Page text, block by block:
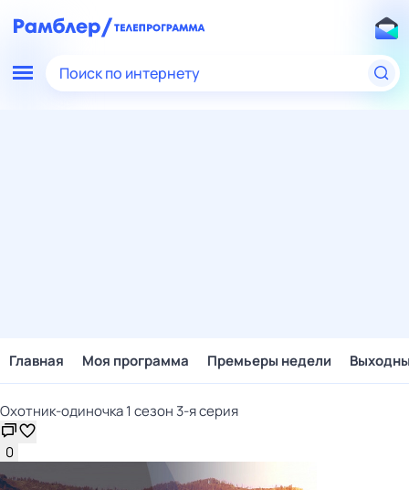
Поиск по интернету
Главная Моя программа Премьеры недели
Охотник-одиночка 1 сезон 3-я серия
0